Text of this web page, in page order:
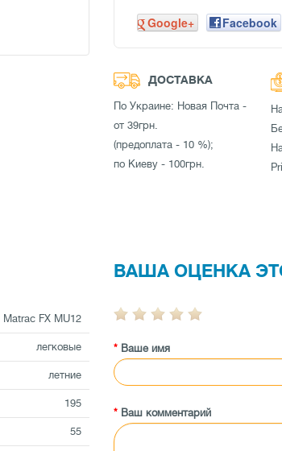
Google+ Facebook
ДОСТАВКА
По Украине: Новая Почта -
от 39грн.
(предоплата - 10 %);
по Киеву - 100грн.
Matrac FX MU12
легковые
летние
195
55
ВАША ОЦЕНКА
Ваше имя
Ваш комментарий